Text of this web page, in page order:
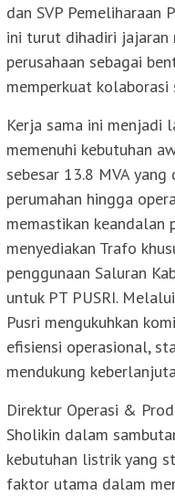
dan SVP Pemeliharaan
ini turut dihadiri jajaran
perusahaan sebagai
memperkuat
Kerja sama ini menjadi
memenuhi kebutuhan
sebesar 13.8 MVA
perumahan hingga
memastikan keandalan
menyediakan Trafo
penggunaan Saluran
untuk PT PUSRI.
Pusri mengukuhkan
efisiensi operasional,
mendukung
Direktur Operasi &
Sholikin dalam
kebutuhan listrik yang
faktor utama dalam